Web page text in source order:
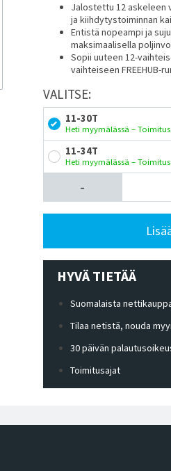
Jalostettu 12 askeleen
ja kiihdytystoiminnan
Entistä nopeampi ja
maksimaalisella
Sopii uuteen 12-
vaihteiseen FREEHUB-
VALITSE:
11-30T
Heti myymälässä –
11-34T
Heti myymälässä –
-
HYVÄ TIETÄÄ
Suomalaista
Tilaa netistä, nouda
30 päivän
Toimitusajat